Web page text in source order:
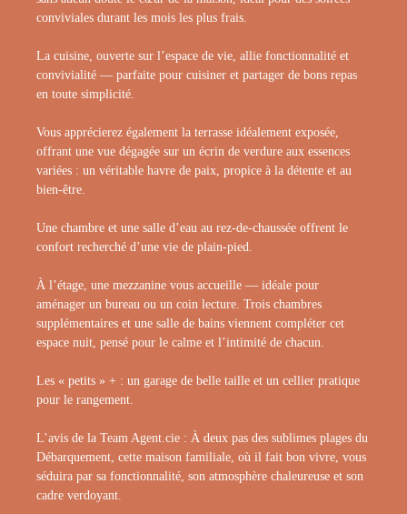
conviviales durant les mois les plus frais.
La cuisine, ouverte sur l’espace de vie, allie fonctionnalité et
convivialité — parfaite pour cuisiner et partager de bons repas
en toute simplicité.
Vous apprécierez également la terrasse idéalement exposée,
offrant une vue dégagée sur un écrin de verdure aux essences
variées : un véritable havre de paix, propice à la détente et au
bien-être.
Une chambre et une salle d’eau au rez-de-chaussée offrent le
confort recherché d’une vie de plain-pied.
À l’étage, une mezzanine vous accueille — idéale pour
aménager un bureau ou un coin lecture. Trois chambres
supplémentaires et une salle de bains viennent compléter cet
espace nuit, pensé pour le calme et l’intimité de chacun.
Les « petits » + : un garage de belle taille et un cellier pratique
pour le rangement.
L’avis de la Team Agent.cie : À deux pas des sublimes plages du
Débarquement, cette maison familiale, où il fait bon vivre, vous
séduira par sa fonctionnalité, son atmosphère chaleureuse et son
cadre verdoyant.